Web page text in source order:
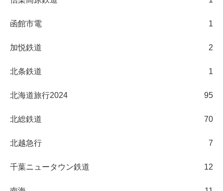
函館市電 1
加悦鉄道 2
北条鉄道 1
北海道旅行2024 95
北総鉄道 70
北越急行 7
千葉ニュータウン鉄道 12